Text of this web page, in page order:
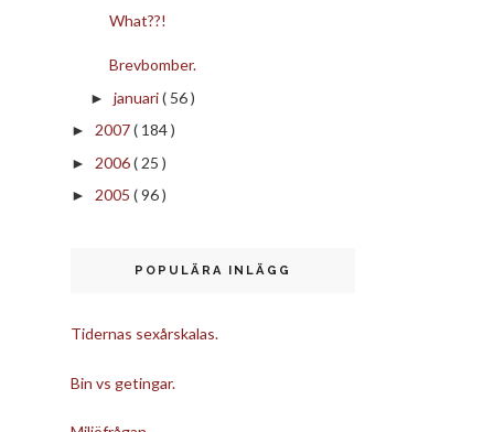
What??!
Brevbomber.
► januari( 56 )
► 2007( 184 )
► 2006( 25 )
► 2005 ( 96 )
POPULÄRA INLÄGG
Tidernas sexårskalas.
Bin vs getingar.